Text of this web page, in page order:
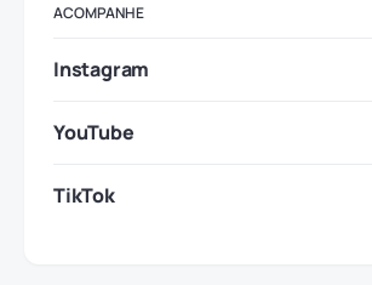
ACOMPANHE
Instagram
YouTube
TikTok